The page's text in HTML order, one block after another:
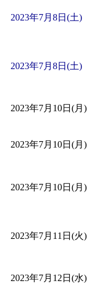
ット
皆
」
「子
間：
「 赤
間：
「み
de 健
2023年7月8日(土)
2023年7月8日(土)
2023年7月10日(月)
2023年7月10日(月)
2023年7月10日(月)
2023年7月11日(火)
2023年7月12日(水)